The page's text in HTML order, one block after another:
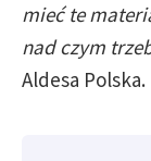
mieć te
nad czym
Aldesa Polska.